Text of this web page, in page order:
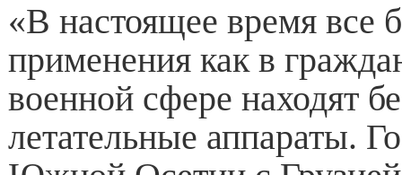
«В настоящее время все
применения как в
военной сфере находят
летательные аппараты.